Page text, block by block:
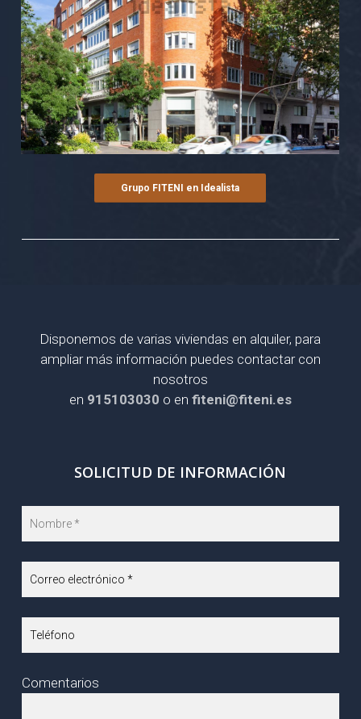
Grupo FITENI en Idealista
Disponemos de varias viviendas en alquiler, para
ampliar más información puedes contactar con
nosotros
en 915103030 o en fiteni@fiteni.es
SOLICITUD DE INFORMACIÓN
Comentarios